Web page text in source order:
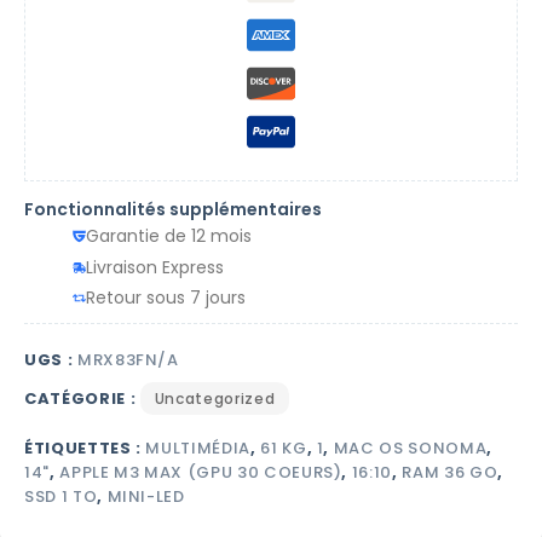
Fonctionnalités supplémentaires
Garantie de 12 mois
Livraison Express
Retour sous 7 jours
UGS : MRX83FN/A
CATÉGORIE :
Uncategorized
ÉTIQUETTES : MULTIMÉDIA, 61 KG, 1, MAC OS SONOMA,
14",APPLE M3 MAX (GPU 30 COEURS), 16:10, RAM 36 GO,
SSD 1 TO, MINI-LED